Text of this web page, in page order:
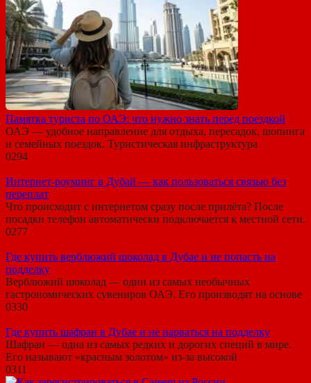
Памятка туриста по ОАЭ: что нужно знать перед поездкой
ОАЭ — удобное направление для отдыха, пересадок, шопинга
и семейных поездок. Туристическая инфраструктура
0294
Интернет-роуминг в Дубай — как пользоваться связью без
переплат
Что происходит с интернетом сразу после прилёта? После
посадки телефон автоматически подключается к местной сети.
0277
Где купить верблюжий шоколад в Дубае и не попасть на
подделку
Верблюжий шоколад — один из самых необычных
гастрономических сувениров ОАЭ. Его производят на основе
0330
Где купить шафран в Дубае и не нарваться на подделку
Шафран — одна из самых редких и дорогих специй в мире.
Его называют «красным золотом» из-за высокой
0311